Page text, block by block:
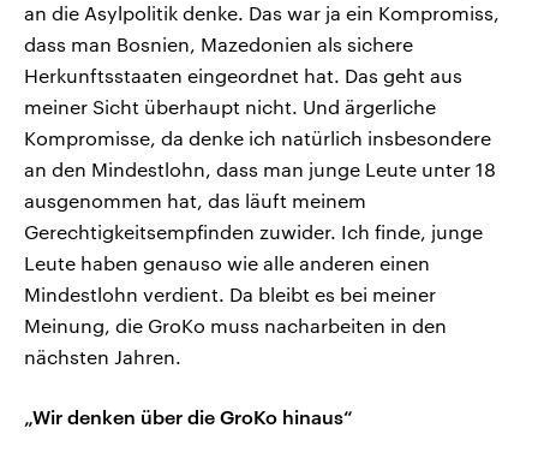
an die Asylpolitik denke. Das war ja ein Kompromiss,
dass man Bosnien, Mazedonien als sichere
Herkunftsstaaten eingeordnet hat. Das geht aus
meiner Sicht überhaupt nicht. Und ärgerliche
Kompromisse, da denke ich natürlich insbesondere
an den Mindestlohn, dass man junge Leute unter 18
ausgenommen hat, das läuft meinem
Gerechtigkeitsempfinden zuwider. Ich finde, junge
Leute haben genauso wie alle anderen einen
Mindestlohn verdient. Da bleibt es bei meiner
Meinung, die GroKo muss nacharbeiten in den
nächsten Jahren.
„Wir denken über die GroKo hinaus“